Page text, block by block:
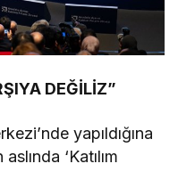
DEĞİLİZ”
yapıldığına
‘Katılım